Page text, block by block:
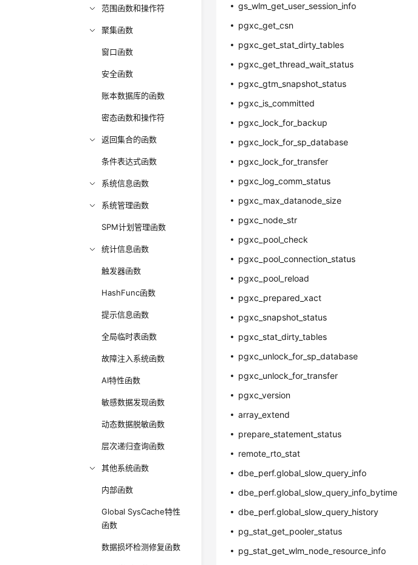
范围函数和操作符
聚集函数
窗口函数
安全函数
账本数据库的函数
密态函数和操作符
返回集合的函数
条件表达式函数
系统信息函数
系统管理函数
SPM计划管理函数
统计信息函数
触发器函数
HashFunc函数
提示信息函数
全局临时表函数
故障注入系统函数
AI特性函数
敏感数据发现函数
动态数据脱敏函数
层次递归查询函数
其他系统函数
内部函数
Global SysCache特性
函数
数据损坏检测修复函数
gs_wlm_get_user_session_info
pgxc_get_csn
pgxc_get_stat_dirty_tables
pgxc_get_thread_wait_status
pgxc_gtm_snapshot_status
pgxc_is_committed
pgxc_lock_for_backup
pgxc_lock_for_sp_database
pgxc_lock_for_transfer
pgxc_log_comm_status
pgxc_max_datanode_size
pgxc_node_str
pgxc_pool_check
pgxc_pool_connection_status
pgxc_pool_reload
pgxc_prepared_xact
pgxc_snapshot_status
pgxc_stat_dirty_tables
pgxc_unlock_for_sp_database
pgxc_unlock_for_transfer
pgxc_version
array_extend
prepare_statement_status
remote_rto_stat
dbe_perf.global_slow_query_info
dbe_perf.global_slow_query_info_bytime
dbe_perf.global_slow_query_history
pg_stat_get_pooler_status
pg_stat_get_wlm_node_resource_info